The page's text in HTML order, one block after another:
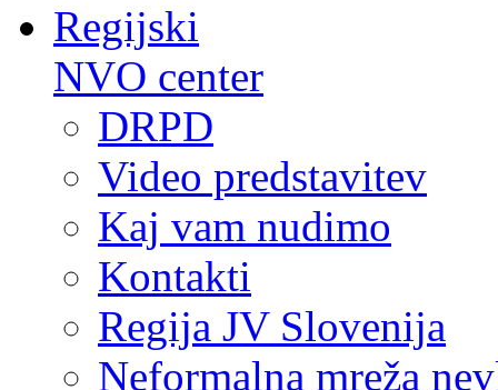
Regijski
NVO center
DRPD
Video predstavitev
Kaj vam nudimo
Kontakti
Regija JV Slovenija
Neformalna mreža